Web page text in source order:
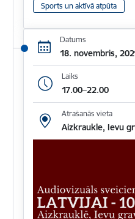
Sports un aktīvā atpūta
Datums
18. novembris,
Laiks
17.00–22.00
Atrašanās vieta
Aizkraukle, Ievu